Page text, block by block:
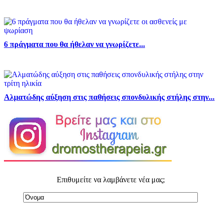
6 πράγματα που θα ήθελαν να γνωρίζετε...
Αλματώδης αύξηση στις παθήσεις σπονδυλικής στήλης στην...
Επιθυμείτε να λαμβάνετε νέα μας;